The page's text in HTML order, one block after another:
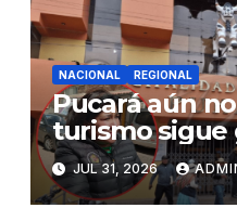
NACIONAL REGIONAL
Pucará aún
turismo sigue
alcaldesa
Gobierno
JUL 31, 2026